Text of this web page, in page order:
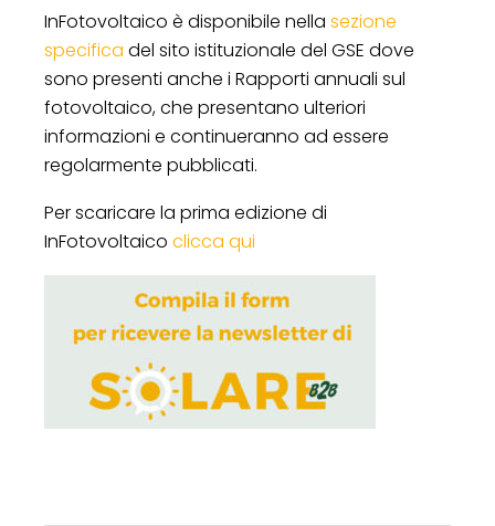
InFotovoltaico è disponibile nella sezione
specifica del sito istituzionale del GSE dove
sono presenti anche i Rapporti annuali sul
fotovoltaico, che presentano ulteriori
informazioni e continueranno ad essere
regolarmente pubblicati.
Per scaricare la prima edizione di
InFotovoltaico clicca qui